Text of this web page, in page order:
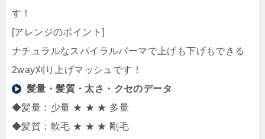
す！
[アレンジのポイント]
ナチュラルなスパイラルパーマで上げも下げもできる
2way刈り上げマッシュです！
髪量・髪質・太さ・クセのデータ
◆髪量：少量 ★ ★ ★ 多量
◆髪質：軟毛 ★ ★ ★ 剛毛